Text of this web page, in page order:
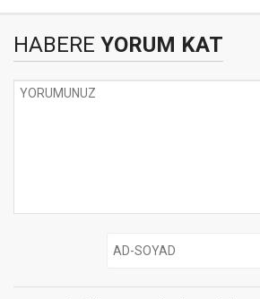
HABERE YORUM KAT